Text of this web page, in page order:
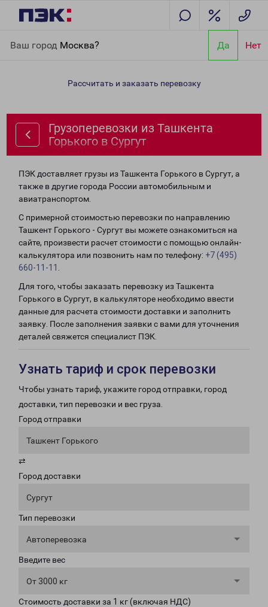
Ваш город Москва? Да Нет
в Сургут
Рассчитать и заказать перевозку
Грузоперевозки из Ташкента
Горького в Сургут
ПЭК доставляет грузы из Ташкента Горького в Сургут, а
также в другие города России автомобильным и
авиатранспортом.
С примерной стоимостью перевозки по направлению
Ташкент Горького - Сургут вы можете ознакомиться на
сайте, произвести расчет стоимости с помощью онлайн-
калькулятора или позвонить нам по телефону: +7 (495)
660-11-11
Для того, чтобы заказать перевозку из Ташкента
Горького в Сургут, в калькуляторе необходимо ввести
данные для расчета стоимости доставки и заполнить
заявку. После заполнения заявки с вами для уточнения
деталей свяжется специалист ПЭК.
Узнать тариф и срок перевозки
Чтобы узнать тариф, укажите город отправки, город
доставки, тип перевозки и вес груза.
Город отправки
Ташкент Горького
⇄
Город доставки
Сургут
Тип перевозки
Автоперевозка
Введите вес
От 3000 кг
Стоимость доставки за 1 кг (включая НДС)